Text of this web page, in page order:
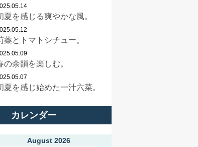
夏を感じる爽やかな風。
薬とトマトシチュー。
の余韻を楽しむ。
夏を感じ始めた一汁六菜。
カレンダー
August 2026